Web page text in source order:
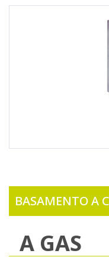
BASAMENTO A
A GAS